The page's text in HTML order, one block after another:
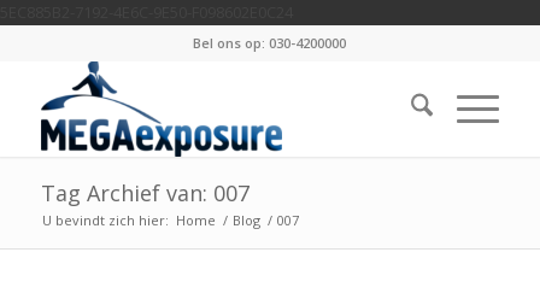
Bel ons op: 030-4200000
Tag Archief van: 007
U bevindt zich hier: Home / Blog / 007